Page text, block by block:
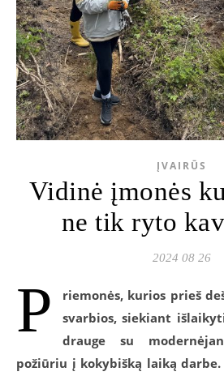
ĮVAIRŪS
Vidinė įmonės
ne tik ryto
2024 08 26
P
riemonės, kurios prieš
svarbios, siekiant
drauge su
požiūriu į kokybišką laiką darbe.